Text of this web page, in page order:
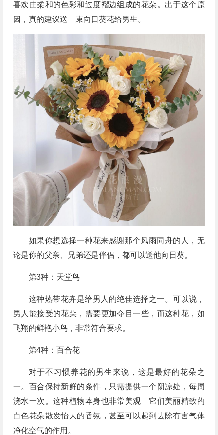
喜欢由柔和的色彩和过度褶边组成的花朵。出于这个原
因，真的建议送一束向日葵花给男生。
如果你想选择一种花来感谢那个风雨同舟的人，无
论是你的父亲、兄弟还是伴侣，都可以送他向日葵。
第3种：天堂鸟
这种热带花卉是给男人的绝佳选择之一。可以说，
男人能接受的花朵，需要更加夺目一些，而这种花，如
飞翔的鲜艳小鸟，非常符合要求。
第4种：百合花
对于不习惯养花的男生来说，这是最好的花朵之
一。百合保持新鲜的条件，只需提供一个阴凉处，每周
浇水一次。这种植物本身也非常美观，它们美丽精致的
白色花朵散发怡人的香氛，甚至可以起到去除有害气体
净化空气的作用。